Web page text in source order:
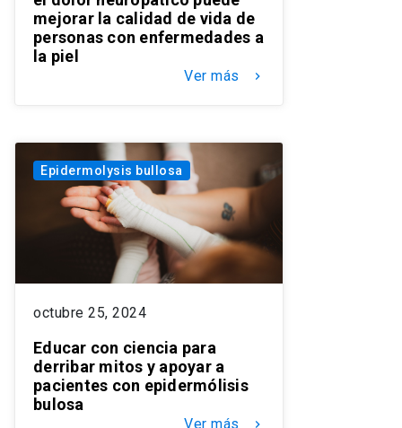
mejorar la calidad de vida de
personas con enfermedades a
la piel
Ver más keyboard_arrow_right
Epidermolysis bullosa
octubre 25, 2024
Educar con ciencia para
derribar mitos y apoyar a
pacientes con epidermólisis
bulosa
Ver más keyboard_arrow_right